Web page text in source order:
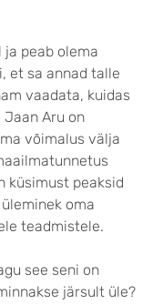
ja peab olema
et sa annad talle
vaadata, kuidas
Jaan Aru on
võimalus välja
küsimust peaksid
oma
teadmistele.
see seni on
järsult üle?